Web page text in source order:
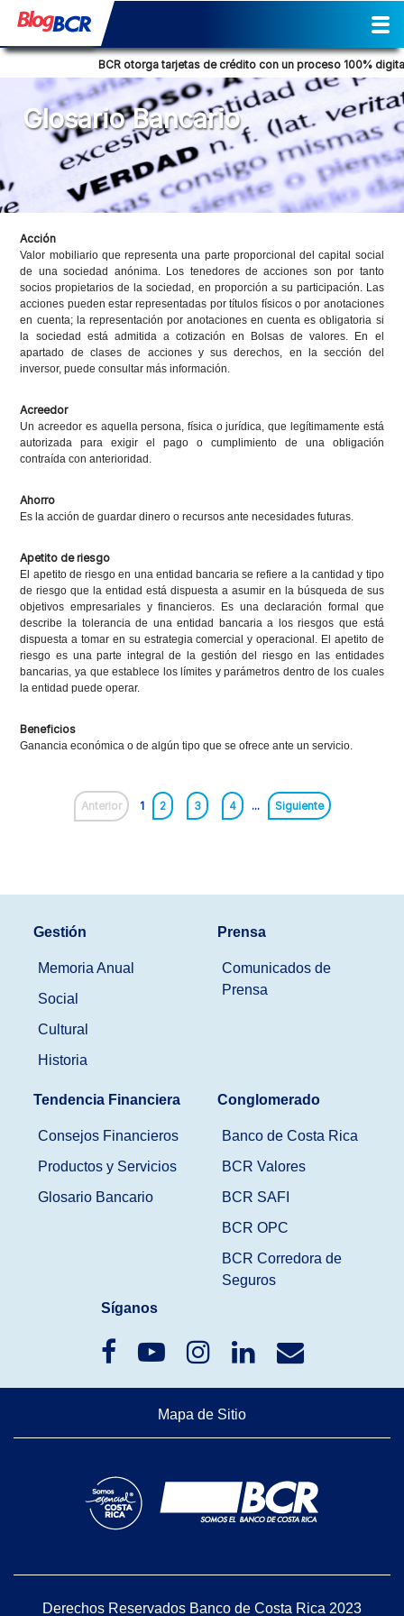
BCR otorga tarjetas de crédito con un proceso 100% digital
Glosario Bancario
Acción
Valor mobiliario que representa una parte proporcional del capital social
de una sociedad anónima. Los tenedores de acciones son por tanto
socios propietarios de la sociedad, en proporción a su participación. Las
acciones pueden estar representadas por títulos físicos o por anotaciones
en cuenta; la representación por anotaciones en cuenta es obligatoria si
la sociedad está admitida a cotización en Bolsas de valores. En el
apartado de clases de acciones y sus derechos, en la sección del
inversor, puede consultar más información.
Acreedor
Un acreedor es aquella persona, física o jurídica, que legítimamente está
autorizada para exigir el pago o cumplimiento de una obligación
contraída con anterioridad.
Ahorro
Es la acción de guardar dinero o recursos ante necesidades futuras.
Apetito de riesgo
El apetito de riesgo en una entidad bancaria se refiere a la cantidad y tipo
de riesgo que la entidad está dispuesta a asumir en la búsqueda de sus
objetivos empresariales y financieros. Es una declaración formal que
describe la tolerancia de una entidad bancaria a los riesgos que está
dispuesta a tomar en su estrategia comercial y operacional. El apetito de
riesgo es una parte integral de la gestión del riesgo en las entidades
bancarias, ya que establece los límites y parámetros dentro de los cuales
la entidad puede operar.
Beneficios
Ganancia económica o de algún tipo que se ofrece ante un servicio.
Anterior 1 2 3 4 ... Siguiente
Gestión
Memoria Anual
Social
Cultural
Historia
Prensa
Comunicados de
Prensa
Tendencia Financiera
Consejos Financieros
Productos y Servicios
Glosario Bancario
Conglomerado
Banco de Costa Rica
BCR Valores
BCR SAFI
BCR OPC
BCR Corredora de
Seguros
Síganos
Mapa de Sitio
Derechos Reservados Banco de Costa Rica 2023